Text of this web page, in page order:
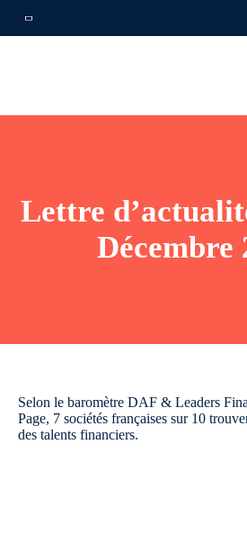
Lettre
Décembre
Selon le baromètre DAF & Leaders
Page, 7 sociétés françaises sur 10
des talents financiers.